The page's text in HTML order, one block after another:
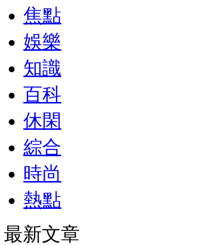
焦點
娛樂
知識
百科
休閑
綜合
時尚
熱點
最新文章